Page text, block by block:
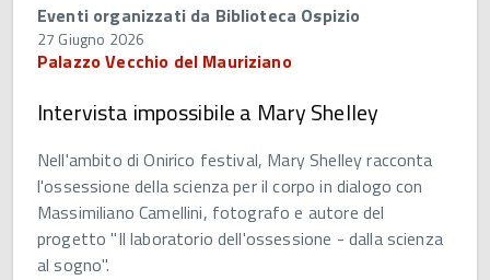
Eventi organizzati da Biblioteca Ospizio
27 Giugno 2026
Palazzo Vecchio del Mauriziano
Intervista impossibile a Mary Shelley
Nell'ambito di Onirico festival, Mary Shelley racconta
l'ossessione della scienza per il corpo in dialogo con
Massimiliano Camellini, fotografo e autore del
progetto "Il laboratorio dell'ossessione - dalla scienza
al sogno".